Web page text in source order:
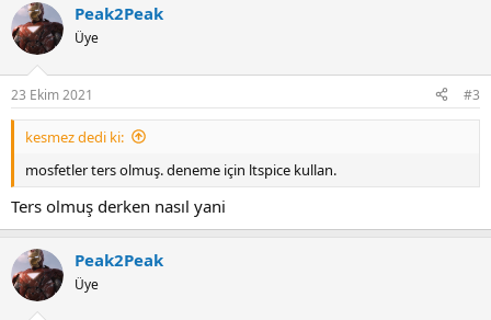
Peak2Peak
Üye
23 Ekim 2021 #3
kesmez dedi ki:
mosfetler ters olmuş. deneme için ltspice kullan.
Ters olmuş derken nasıl yani
Peak2Peak
Üye